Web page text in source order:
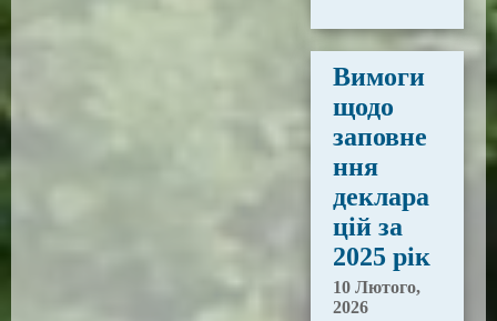
Вимоги
щодо
заповне
ння
деклара
цій за
2025 рік
10 Лютого,
2026